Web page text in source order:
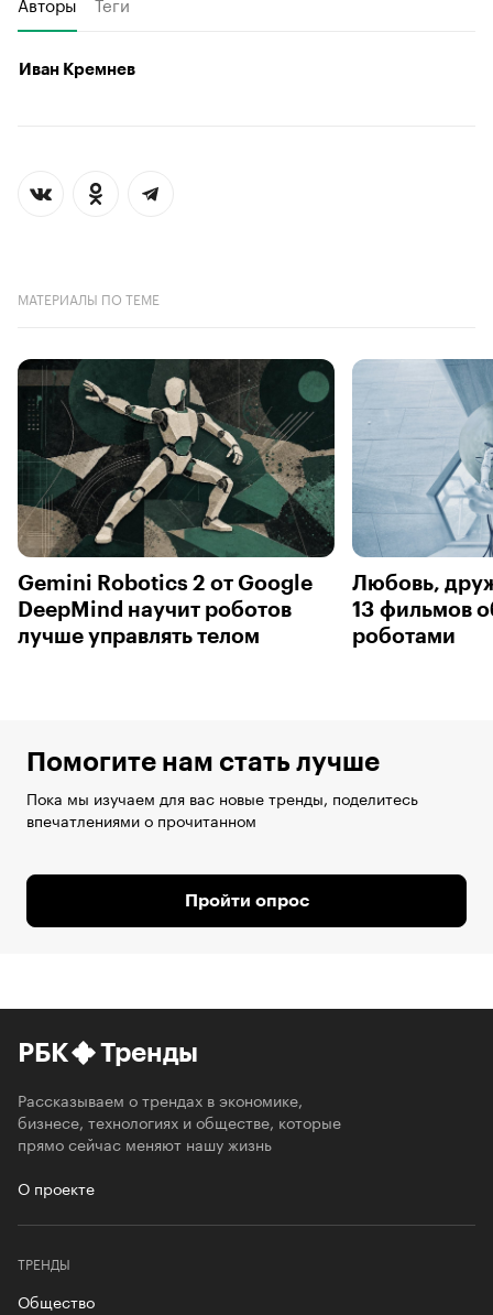
Иван Кремнев
МАТЕРИАЛЫ ПО ТЕМЕ
Gemini Robotics 2 от Google
DeepMind научит роботов
лучше управлять телом
Любовь,
13 фильмов
роботами
Помогите нам стать лучше
Пока мы изучаем для вас новые тренды, поделитесь
впечатлениями о прочитанном
Пройти опрос
РБК Тренды
Рассказываем о трендах в экономике,
бизнесе, технологиях и обществе, которые
прямо сейчас меняют нашу жизнь
О проекте
ТРЕНДЫ
Общество